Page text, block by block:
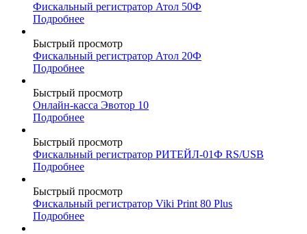
Фискальный регистратор Атол 50Ф
Подробнее
Быстрый просмотр
Фискальный регистратор Атол 20Ф
Подробнее
Быстрый просмотр
Онлайн-касса Эвотор 10
Подробнее
Быстрый просмотр
Фискальный регистратор РИТЕЙЛ-01Ф RS/USB
Подробнее
Быстрый просмотр
Фискальный регистратор Viki Print 80 Plus
Подробнее